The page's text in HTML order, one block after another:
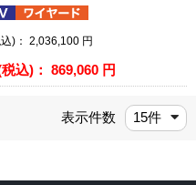
込)：2,036,100 円
税込)：869,060 円
表示件数